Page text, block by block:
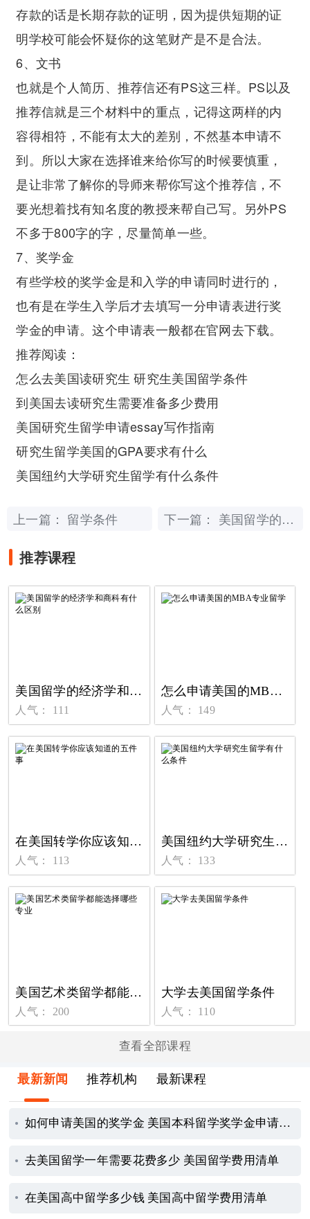
存款的话是长期存款的证明，因为提供短期的证
明学校可能会怀疑你的这笔财产是不是合法。
6、文书
也就是个人简历、推荐信还有PS这三样。PS以及
推荐信就是三个材料中的重点，记得这两样的内
容得相符，不能有太大的差别，不然基本申请不
到。所以大家在选择谁来给你写的时候要慎重，
是让非常了解你的导师来帮你写这个推荐信，不
要光想着找有知名度的教授来帮自己写。另外PS
不多于800字的字，尽量简单一些。
7、奖学金
有些学校的奖学金是和入学的申请同时进行的，
也有是在学生入学后才去填写一分申请表进行奖
学金的申请。这个申请表一般都在官网去下载。
推荐阅读：
怎么去美国读研究生 研究生美国留学条件
到美国去读研究生需要准备多少费用
美国研究生留学申请essay写作指南
研究生留学美国的GPA要求有什么
美国纽约大学研究生留学有什么条件
上一篇： 留学条件 下一篇： 美国留学的经济学和商科有什么区别
推荐课程
美国留学的经济学和商科有什么区别
人气： 111
怎么申请美国的MBA专业留学
人气： 149
在美国转学你应该知道的五件事
人气： 113
美国纽约大学研究生留学有什么条件
人气： 133
美国艺术类留学都能选择哪些专业
人气： 200
大学去美国留学条件
人气： 110
查看全部课程
最新新闻 推荐机构 最新课程
如何申请美国的奖学金 美国本科留学奖学金申请指南
去美国留学一年需要花费多少 美国留学费用清单
在美国高中留学多少钱 美国高中留学费用清单